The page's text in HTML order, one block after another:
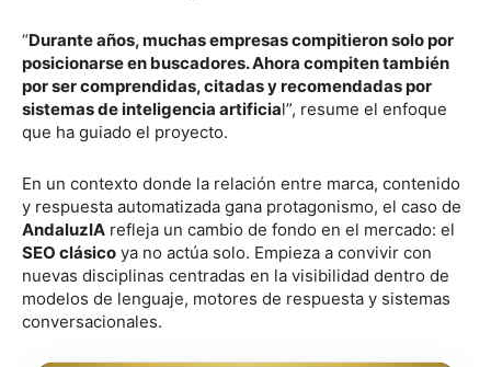
“Durante años, muchas empresas compitieron solo por
posicionarse en buscadores. Ahora compiten también
por ser comprendidas, citadas y recomendadas por
sistemas de inteligencia artificial”, resume el enfoque
que ha guiado el proyecto.
En un contexto donde la relación entre marca, contenido
y respuesta automatizada gana protagonismo, el caso de
AndaluzIA refleja un cambio de fondo en el mercado: el
SEO clásico ya no actúa solo. Empieza a convivir con
nuevas disciplinas centradas en la visibilidad dentro de
modelos de lenguaje, motores de respuesta y sistemas
conversacionales.